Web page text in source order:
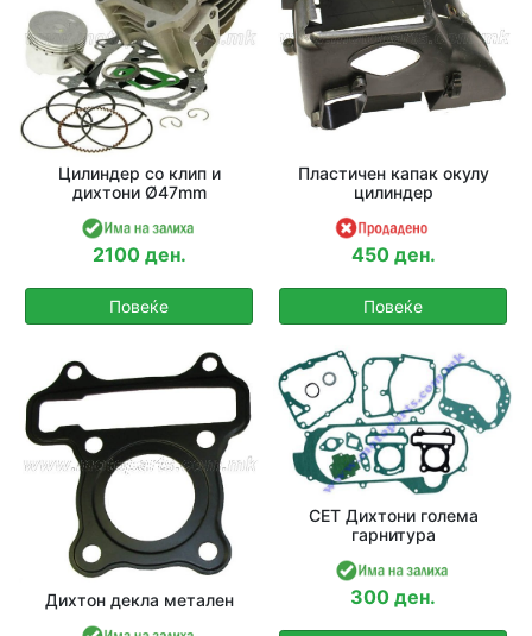
Цилиндер со клип и
дихтони Ø47mm
2100 ден.
Повеќе
Пластичен капак окулу
цилиндер
450 ден.
Повеќе
Дихтон декла метален
СЕТ Дихтони голема
гарнитура
300 ден.